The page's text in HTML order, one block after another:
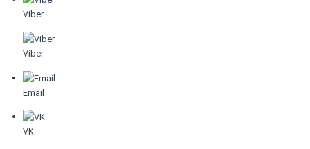
Viber
Viber
Email
VK